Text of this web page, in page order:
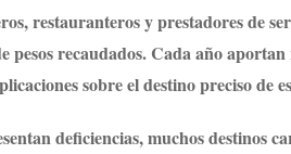
restauranteros y prestadores de
pesos recaudados. Cada año
sobre el destino preciso de
deficiencias, muchos destinos